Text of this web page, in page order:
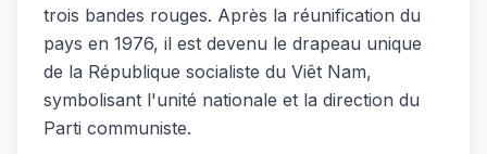
trois bandes rouges. Après la réunification du
pays en 1976, il est devenu le drapeau unique
de la République socialiste du Viêt Nam,
symbolisant l'unité nationale et la direction du
Parti communiste.